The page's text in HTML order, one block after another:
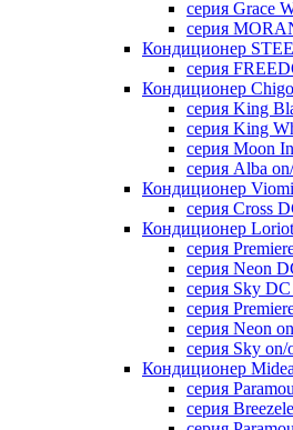
серия Grace
серия
Кондиционер
серия
Кондиционер Chigo
серия King
серия King
серия Moon
серия Alba
Кондиционер Viomi
серия Cross
Кондиционер Loriot
серия
серия Neon
серия Sky
серия
серия Neon
серия Sky on/
Кондиционер Midea
серия
серия